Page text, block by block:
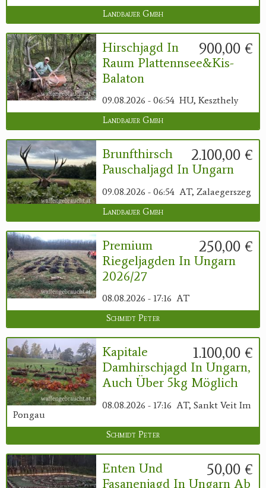
Landbauer Gmbh
900,00 €
Hirschjagd In
Raum Plattennsee&Kis-
Balaton
09.08.2026 - 06:54 HU, Keszthely
Landbauer Gmbh
2.100,00 €
Brunfthirsch
Pauschaljagd In Ungarn
09.08.2026 - 06:54 AT, Zalaegerszeg
Landbauer Gmbh
250,00 €
Premium
Riegeljagden In Ungarn
2026/27
08.08.2026 - 17:16 AT
Schmidt Peter
1.100,00 €
Kapitale
Damhirschjagd In Ungarn,
Auch Über 5kg Möglich
08.08.2026 - 17:16 AT, Sankt Veit Im
Pongau
Schmidt Peter
50,00 €
Enten Und
Fasanenjagd In Ungarn Ab